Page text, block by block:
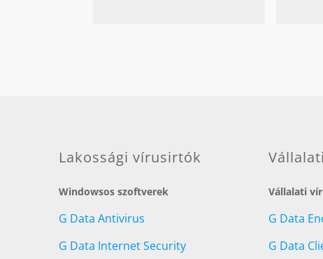
Lakossági vírusirtók
Windowsos szoftverek
G Data Antivirus
G Data Internet Security
Vállalati
G Data
G Data